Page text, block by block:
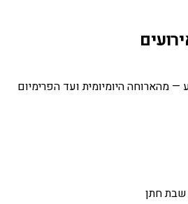
— מהארוחה היומיומית ועד הפרימיום
שבת חתן